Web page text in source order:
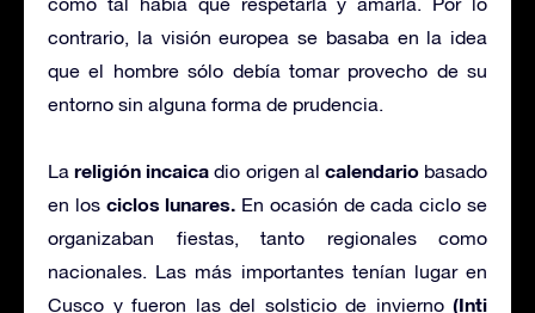
contrario, la visión europea se basaba en la idea
que el hombre sólo debía tomar provecho de su
entorno sin alguna forma de prudencia.
Lareligión incaica dio origen al calendariobasado
en los ciclos lunares. En ocasión de cada ciclo se
organizaban fiestas, tanto regionales como
nacionales. Las más importantes tenían lugar en
Cusco y fueron las del solsticio de invierno (Inti